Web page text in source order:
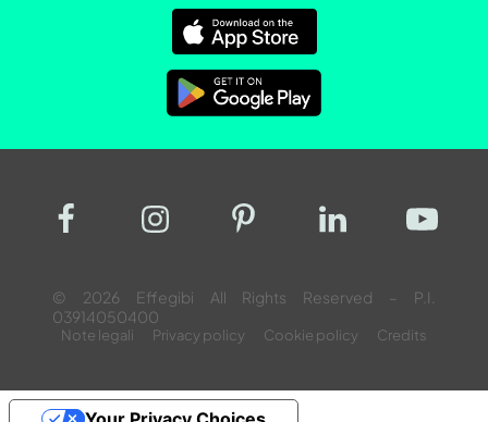
© 2026 Effegibi All Rights Reserved – P.I.
03914050400
Note legali Privacy policy Cookie policy Credits